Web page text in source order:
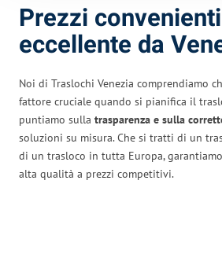
Prezzi
eccellente da
Noi di Traslochi Venezia comprendiamo
fattore cruciale quando si pianifica il
puntiamo sulla trasparenza e sulla
soluzioni su misura. Che si tratti di un
di un trasloco in tutta Europa,
alta qualità a prezzi competitivi.